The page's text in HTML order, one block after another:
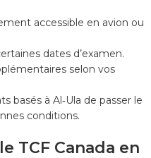
accessible en avion ou
dates d’examen.
selon vos
basés à Al‑Ula de passer le
conditions.
TCF Canada en